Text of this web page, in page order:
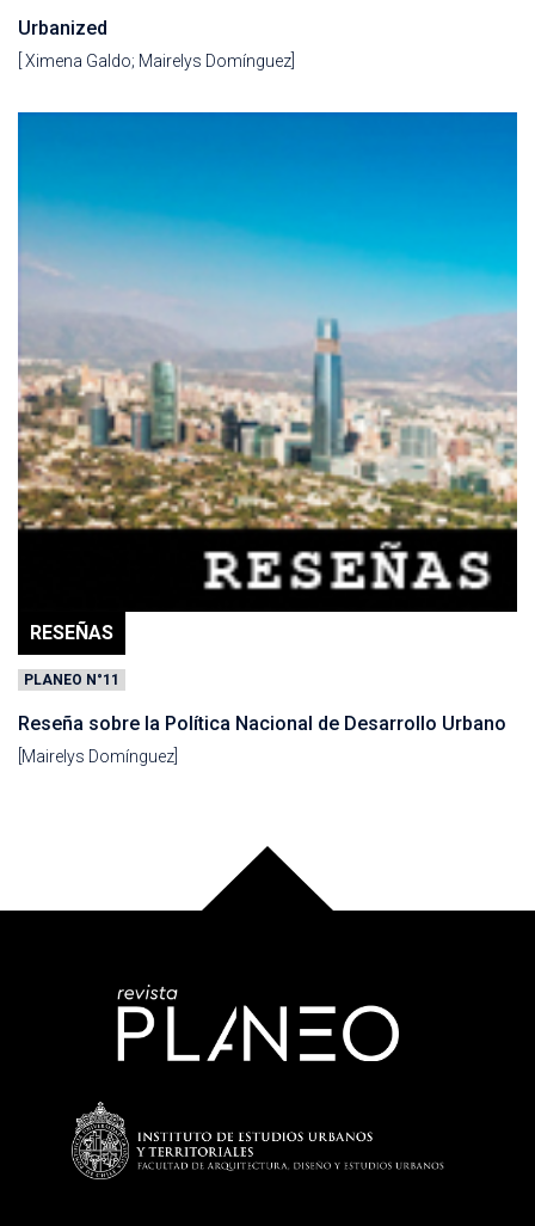
Urbanized
[ Ximena Galdo; Mairelys Domínguez]
RESEÑAS
PLANEO N°11
Reseña sobre la Política Nacional de Desarrollo Urbano
[Mairelys Domínguez]